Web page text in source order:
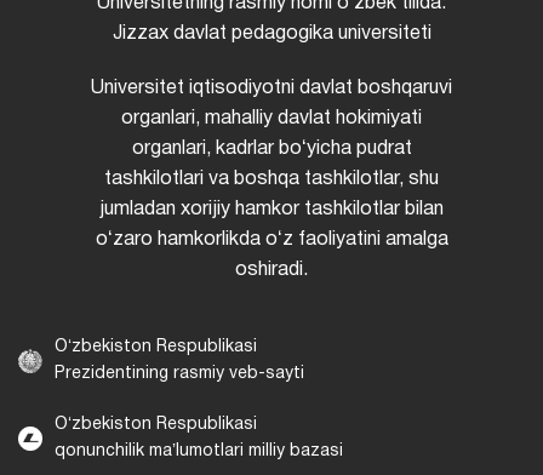
Universitetning rasmiy nomi oʻzbek tilida:
Jizzax davlat pedagogika universiteti
Universitet iqtisodiyotni davlat boshqaruvi
organlari, mahalliy davlat hokimiyati
organlari, kadrlar boʻyicha pudrat
tashkilotlari va boshqa tashkilotlar, shu
jumladan xorijiy hamkor tashkilotlar bilan
oʻzaro hamkorlikda oʻz faoliyatini amalga
oshiradi.
Oʻzbekiston Respublikasi
Prezidentining rasmiy veb-sayti
Oʻzbekiston Respublikasi
qonunchilik maʼlumotlari milliy bazasi